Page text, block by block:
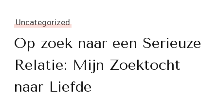
Uncategorized
Op zoek naar een Serieuze
Relatie: Mijn Zoektocht
naar Liefde